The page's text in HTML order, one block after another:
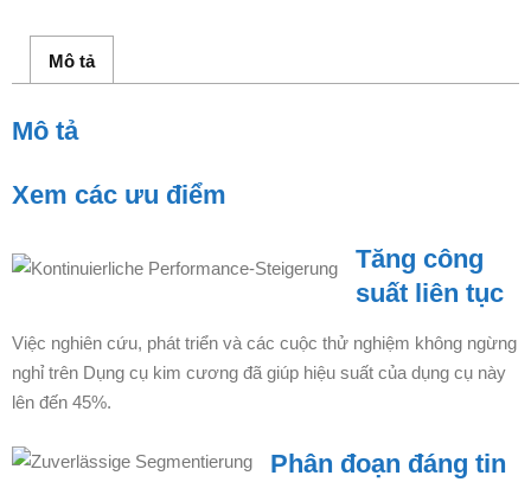
Mô tả
Mô tả
Xem các ưu điểm
Tăng công
suất liên tục
Việc nghiên cứu, phát triển và các cuộc thử nghiệm không ngừng
nghỉ trên Dụng cụ kim cương đã giúp hiệu suất của dụng cụ này
lên đến 45%.
Phân đoạn đáng tin